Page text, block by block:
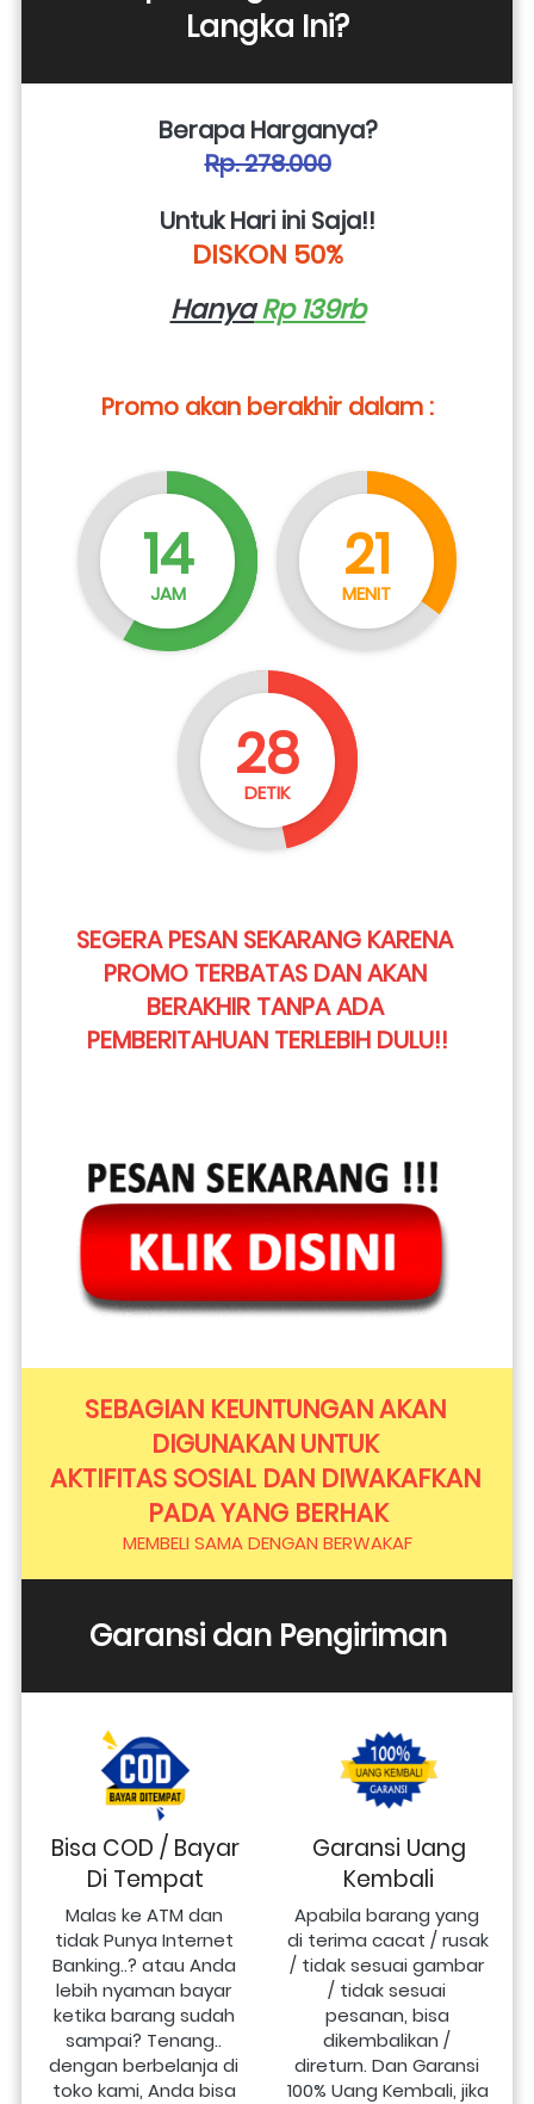
Langka Ini?
Berapa Harganya?
Rp. 278.000
Untuk Hari ini Saja!!
DISKON 50%
Hanya Rp 139rb
Promo akan berakhir dalam :
14
JAM
21
MENIT
27
DETIK
SEGERA PESAN SEKARANG KARENA
PROMO TERBATAS DAN AKAN
BERAKHIR TANPA ADA
PEMBERITAHUAN TERLEBIH DULU!!
SEBAGIAN KEUNTUNGAN AKAN
DIGUNAKAN UNTUK
AKTIFITAS SOSIAL DAN DIWAKAFKAN
PADA YANG BERHAK
MEMBELI SAMA DENGAN BERWAKAF
Garansi dan Pengiriman
Bisa COD / Bayar
Di Tempat
Malas ke ATM dan
tidak Punya Internet
Banking..? atau Anda
lebih nyaman bayar
ketika barang sudah
sampai? Tenang..
dengan berbelanja di
toko kami, Anda bisa
Garansi Uang
Kembali
Apabila barang yang
di terima cacat / rusak
/ tidak sesuai gambar
/ tidak sesuai
pesanan, bisa
dikembalikan /
direturn. Dan Garansi
100% Uang Kembali, jika